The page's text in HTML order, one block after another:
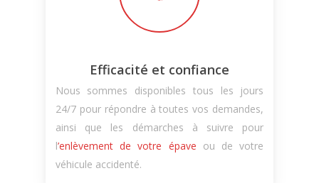
Efficacité et confiance
Nous sommes disponibles tous les jours
24/7 pour répondre à toutes vos demandes,
ainsi que les démarches à suivre pour
l’enlèvement de votre épave ou de votre
véhicule accidenté.